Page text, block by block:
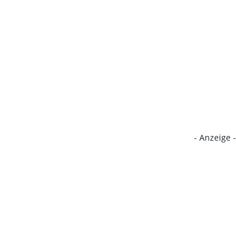
- Anzeige -